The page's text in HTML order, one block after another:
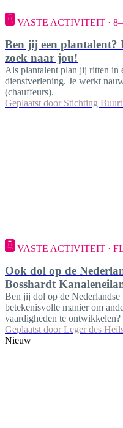
VASTE ACTIVITEIT ·
Ben jij een plantalent?
zoek naar jou!
Als plantalent plan jij ritten in
dienstverlening. Je werkt
(chauffeurs).
Geplaatst door Stichting
VASTE ACTIVITEIT ·
Ook dol op de
Bosshardt
Ben jij dol op de Nederlandse
betekenisvolle manier om
vaardigheden te ontwikkelen?
Geplaatst door Leger des
Nieuw